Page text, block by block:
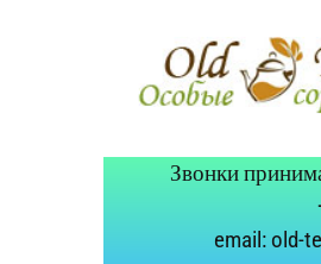
Звонки
email: old-